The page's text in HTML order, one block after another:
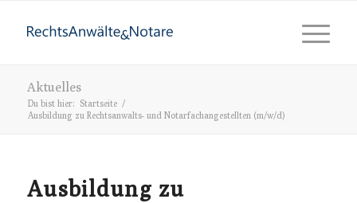
Aktuelles
Du bist hier: Startseite /
Ausbildung zu Rechtsanwalts- und Notarfachangestellten (m/w/d)
Ausbildung zu